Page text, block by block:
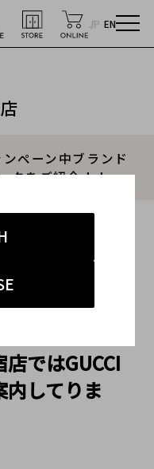
JP EN
ペーン中ブランド
クをご紹介！！
ではGUCCI
内してりま